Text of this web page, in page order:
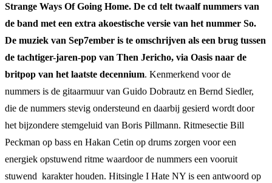
Strange Ways Of Going Home. De cd telt twaalf nummers van
de band met een extra akoestische versie van het nummer So.
De muziek van Sep7ember is te omschrijven als een brug tussen
de tachtiger-jaren-pop van Then Jericho, via Oasis naar de
britpop van het laatste decennium. Kenmerkend voor de
nummers is de gitaarmuur van Guido Dobrautz en Bernd Siedler,
die de nummers stevig ondersteund en daarbij gesierd wordt door
het bijzondere stemgeluid van Boris Pillmann. Ritmesectie Bill
Peckman op bass en Hakan Cetin op drums zorgen voor een
energiek opstuwend ritme waardoor de nummers een vooruit
stuwend karakter houden. Hitsingle I Hate NY is een antwoord op